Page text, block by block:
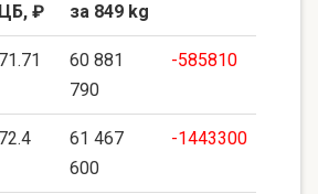
ЦБ, ₽
за 849 kg
71.71
60 881
790
-585810
72.4
61 467
600
-1443300